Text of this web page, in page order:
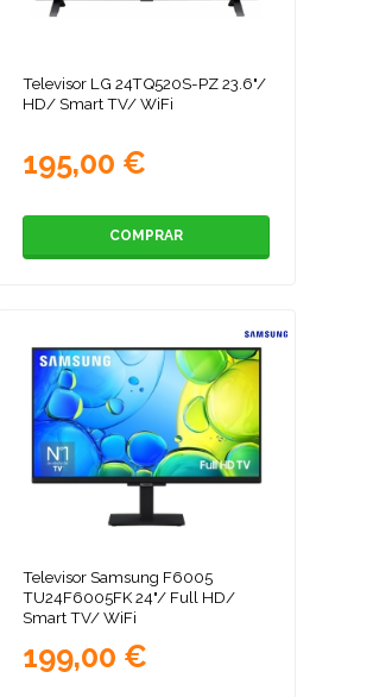
Televisor LG 24TQ520S-PZ 23.6"/
HD/ Smart TV/ WiFi
195,00 €
COMPRAR
Televisor Samsung F6005
TU24F6005FK 24"/ Full HD/
Smart TV/ WiFi
199,00 €